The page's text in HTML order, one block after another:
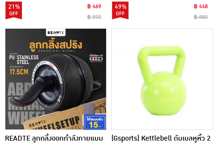
21%
฿ 469
฿ 590
49%
฿ 448
฿ 880
READTE ลูกกลิ้งออกกำลังกายแบบ
(Gsports) Kettlebell ดับเบลหูหิ้ว 2